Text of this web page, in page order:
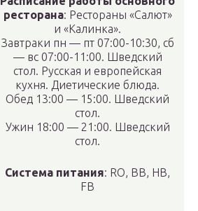
ресторана: Рестораны «Салют»
и «Калинка».
Завтраки пн — пт 07:00-10:30, сб
— вс 07:00-11:00. Шведский
стол. Русская и европейская
кухня. Диетические блюда.
Обед 13:00 — 15:00. Шведский
стол.
Ужин 18:00 — 21:00. Шведский
стол.
Система питания: RO, BB, HB,
FB